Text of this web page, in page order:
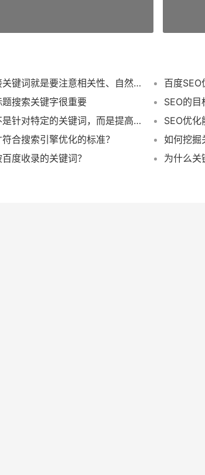
高效的外部链接关键词就是要注意相关性、自然性和用户体验
搜索关键字很重要
SEO优化服务不是针对特定的关键词，而是提高网站搜索引擎的友好度
合搜索引擎优化的标准？
度收录的关键词？
为什么关